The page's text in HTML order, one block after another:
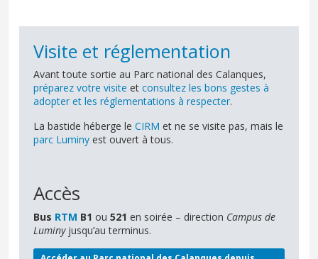
Visite et réglementation
Avant toute sortie au Parc national des Calanques,
préparez votre visite et consultez les bons gestes à
adopter et les réglementations à respecter.
La bastide héberge le CIRM et ne se visite pas, mais le
parc Luminy est ouvert à tous.
Accès
Bus RTM B1 ou 521 en soirée – direction Campus de
Luminyjusqu’au terminus.